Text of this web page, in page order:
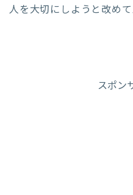
人を大切にしようと改めて
スポン